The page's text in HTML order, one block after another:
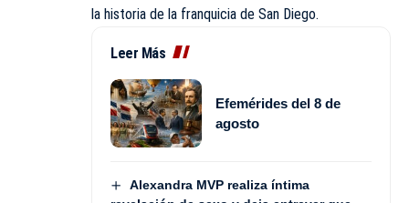
la historia de la franquicia de San Diego.
Leer Más
Efemérides del 8 de
agosto
Alexandra MVP realiza íntima